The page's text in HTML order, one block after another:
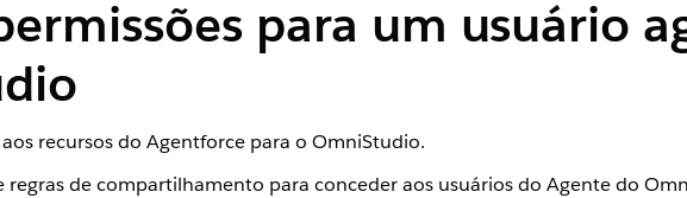
para um usuário
recursos do Agentforce para o OmniStudio.
regras de compartilhamento para conceder aos usuários do Agente do